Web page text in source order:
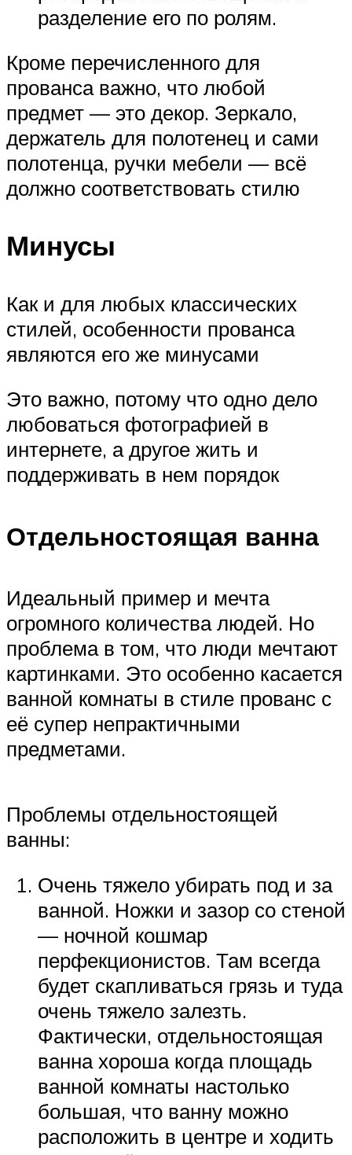
разделение его по ролям.
Кроме перечисленного для
прованса важно, что любой
предмет — это декор. Зеркало,
держатель для полотенец и сами
полотенца, ручки мебели — всё
должно соответствовать стилю
Минусы
Как и для любых классических
стилей, особенности прованса
являются его же минусами
Это важно, потому что одно дело
любоваться фотографией в
интернете, а другое жить и
поддерживать в нем порядок
Отдельностоящая ванна
Идеальный пример и мечта
огромного количества людей. Но
проблема в том, что люди мечтают
картинками. Это особенно касается
ванной комнаты в стиле прованс с
её супер непрактичными
предметами.
Проблемы отдельностоящей
ванны:
Очень тяжело убирать под и за
ванной. Ножки и зазор со стеной
— ночной кошмар
перфекционистов. Там всегда
будет скапливаться грязь и туда
очень тяжело залезть.
Фактически, отдельностоящая
ванна хороша когда площадь
ванной комнаты настолько
большая, что ванну можно
расположить в центре и ходить